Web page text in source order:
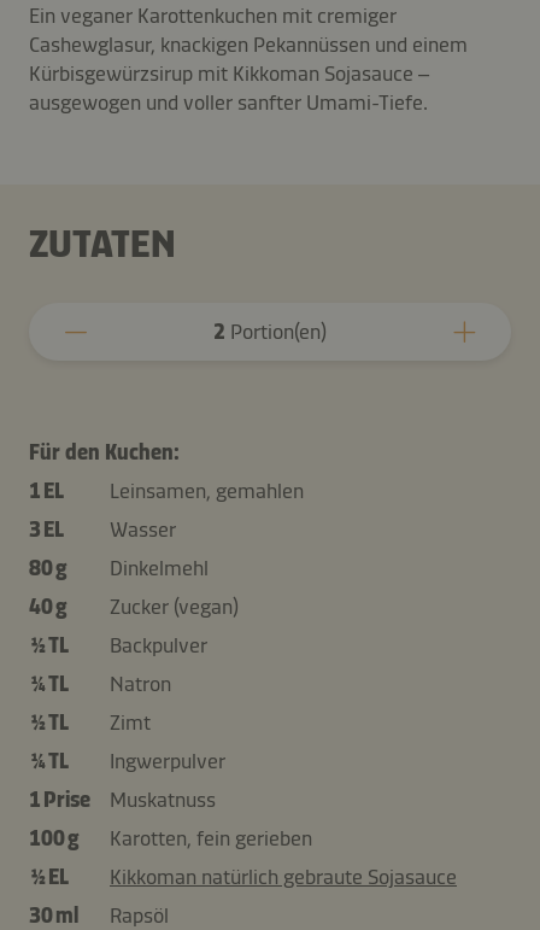
Ein veganer Karottenkuchen mit cremiger
Cashewglasur, knackigen Pekannüssen und einem
Kürbisgewürzsirup mit Kikkoman Sojasauce –
ausgewogen und voller sanfter Umami-Tiefe.
ZUTATEN
2 Portion(en)
Für den Kuchen:
1 EL
Leinsamen, gemahlen
3 EL
Wasser
80 g
Dinkelmehl
40 g
Zucker (vegan)
½ TL
Backpulver
¼ TL
Natron
½ TL
Zimt
¼ TL
Ingwerpulver
1 Prise
Muskatnuss
100 g
Karotten, fein gerieben
½ EL
Kikkoman natürlich gebraute Sojasauce
30 ml
Rapsöl